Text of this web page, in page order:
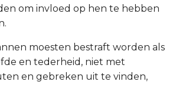
om invloed op hen te hebben
moesten bestraft worden als
en tederheid, niet met
en gebreken uit te vinden,